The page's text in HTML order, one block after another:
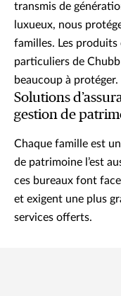
transmis de
luxueux, nous
familles. Les produits
particuliers de
beaucoup à protéger.
Solutions
gestion de
Chaque famille est
de patrimoine l’est
ces bureaux font
et exigent une plus
services offerts.